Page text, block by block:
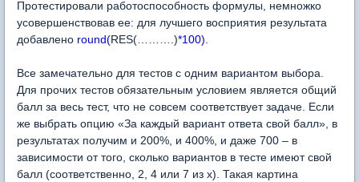
Протестировали работоспособность формулы, немножко
усовершенствовав ее: для лучшего восприятия результата
добавлено round(RES(……….)*100)
Все замечательно для тестов с одним вариантом выбора.
Для прочих тестов обязательным условием является общий
балл за весь тест, что не совсем соответствует задаче. Если
же выбрать опцию «За каждый вариант ответа свой балл», в
результатах получим и 200%, и 400%, и даже 700 – в
зависимости от того, сколько вариантов в тесте имеют свой
балл (соответственно, 2, 4 или 7 из х). Такая картина